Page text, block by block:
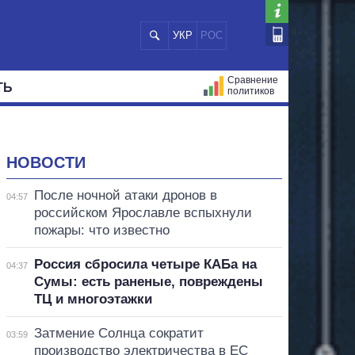
УКР РОС
Сравнение
политиков
НОВОСТИ
04:57
После ночной атаки дронов в
российском Ярославле вспыхнули
пожары: что известно
04:37
Россия сбросила четыре КАБа на
Сумы: есть раненые, повреждены
ТЦ и многоэтажки
03:59
Затмение Солнца сократит
производство электричества в ЕС